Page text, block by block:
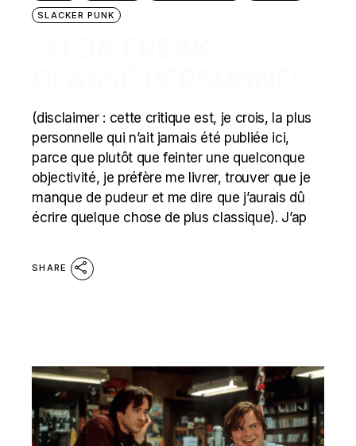
SLACKER PUNK
(disclaimer : cette critique est, je crois, la plus
personnelle qui n’ait jamais été publiée ici,
parce que plutôt que feinter une quelconque
objectivité, je préfère me livrer, trouver que je
manque de pudeur et me dire que j’aurais dû
écrire quelque chose de plus classique). J’ap
SHARE